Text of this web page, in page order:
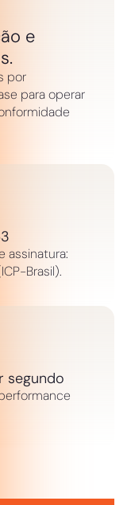
e
por
para operar
assinatura:
Brasil).
segundo